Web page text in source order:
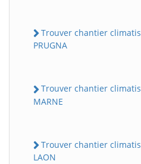
Trouver chantier
PRUGNA
Trouver chantier
MARNE
Trouver chantier
LAON